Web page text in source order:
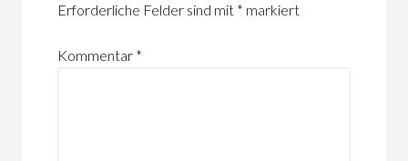
Erforderliche Felder sind mit * markiert
Kommentar *